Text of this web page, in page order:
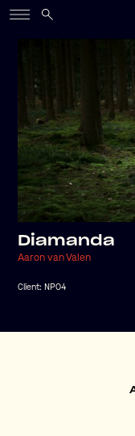
Diamanda
Aaron van Valen
Client: NPO4